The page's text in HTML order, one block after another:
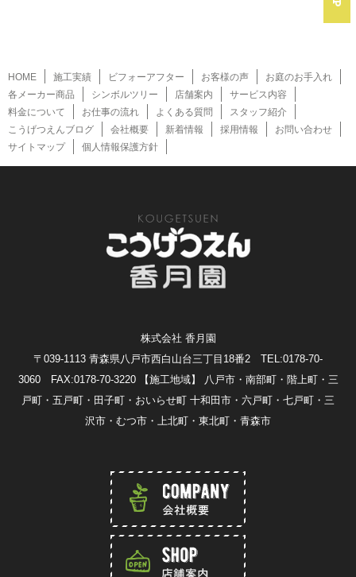
HOME 施工実績 ビフォーアフター お客様の声
お庭のお手入れ
各メーカー商品
シンボルツリー 店舗案内
サービス内容
料金について
お仕事の流れ よくある質問
スタッフ紹介
こうげつえんブログ
会社概要 新着情報 採用情報
お問い合わせ
サイトマップ
個人情報保護方針
株式会社 香月園
〒039-1113 青森県八戸市西白山台三丁目18番2 TEL:0178-70-
3060 FAX:0178-70-3220
【施工地域】 八戸市・南部町・階上町・三
戸町・五戸町・田子町・おいらせ町 十和田市・六戸町・七戸町・三
沢市・むつ市・上北町・東北町・青森市